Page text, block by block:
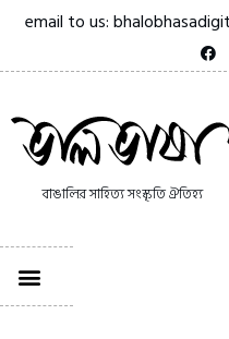
email to us:
বাঙালির সাহিত্য সংস্কৃতি ঐতিহ্য